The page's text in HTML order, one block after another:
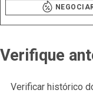
Verifique
Verificar histórico